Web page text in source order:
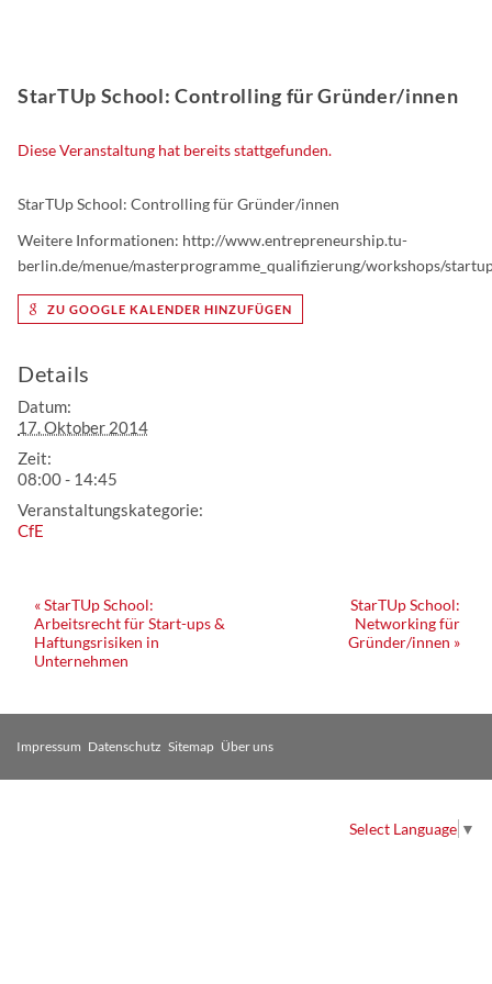
Select Language ▼
StarTUp School: Controlling für Gründer/innen
Diese Veranstaltung hat bereits stattgefunden.
StarTUp School: Controlling für Gründer/innen
Weitere Informationen: http://www.entrepreneurship.tu-
berlin.de/menue/masterprogramme_qualifizierung/workshops/
ZU GOOGLE KALENDER HINZUFÜGEN
Details
Datum:
17. Oktober 2014
Zeit:
08:00 - 14:45
Veranstaltungskategorie:
CfE
Veranstaltung
Navigation
«StarTUp School:
Arbeitsrecht für Start-ups &
Haftungsrisiken in
Unternehmen
StarTUp School:
Networking für
Gründer/innen »
Impressum Datenschutz Sitemap Über uns